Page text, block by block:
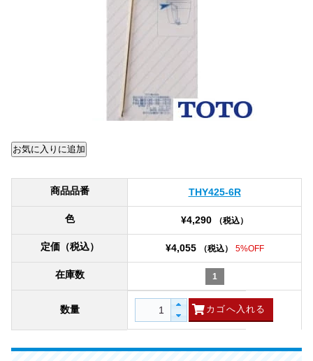
商品品番 THY425-6R
色 ¥4,290 （税込）
定価（税込） ¥4,055 （税込） 5%OFF
在庫数 1
数量